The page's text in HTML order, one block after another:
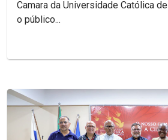
Camara da Universidade Católica
o público...